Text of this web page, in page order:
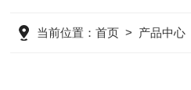
当前位置：首页 > 产品中心